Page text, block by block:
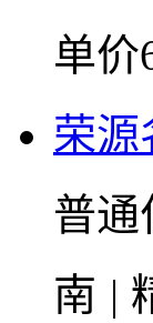
单价
荣源
普通
南 |